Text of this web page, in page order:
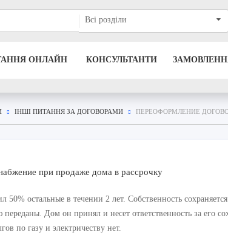
Всі розділи
ОНЛАЙН КОНСУЛЬТАНТИ
ІНШІ ПИТАННЯ ЗА ДОГОВОРАМИ ПЕРЕОФОРМЛЕНИЕ
при продаже дома в рассрочку
50% остальные в течении 2 лет. Собственность
Дом он принял и несет ответственность за его
по газу и электричеству нет.